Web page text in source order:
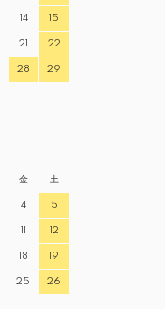
14 15
21 22
28 29
金 土
4 5
11 12
18 19
25 26